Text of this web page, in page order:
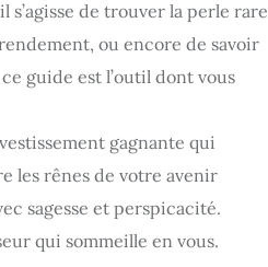
de trouver la perle rare
ou encore de savoir
guide est l’outil dont vous
gagnante qui
les rênes de votre avenir
sagesse et perspicacité.
qui sommeille en vous.